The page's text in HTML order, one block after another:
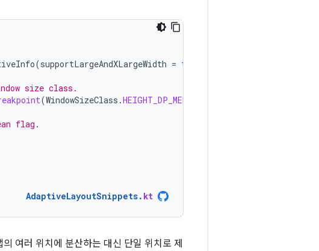
(supportLargeAndXLargeWidth = true
size class.
(WindowSizeClass .HEIGHT_DP_MEDIUM_LOWER_BOUND
flag.
AdaptiveLayoutSnippets. kt
여러 위치에 분산하는 대신 단일 위치로 제